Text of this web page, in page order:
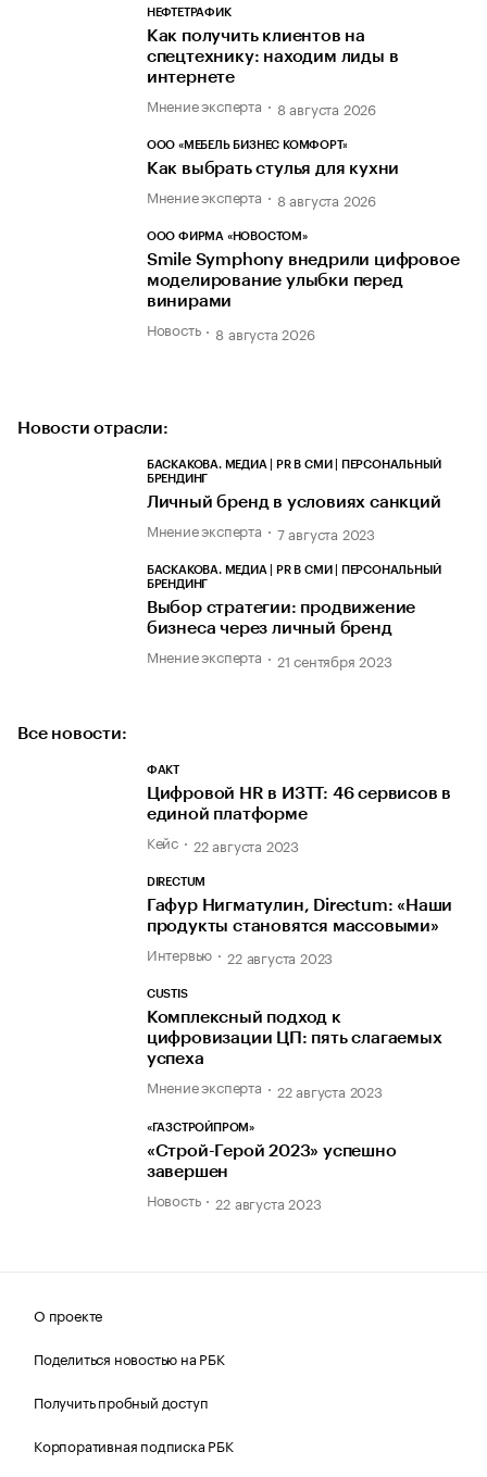
НЕФТЕТРАФИК
Как получить клиентов на
спецтехнику: находим лиды в
интернете
Мнение эксперта 8 августа 2026
ООО «МЕБЕЛЬ БИЗНЕС КОМФОРТ»
Как выбрать стулья для кухни
Мнение эксперта 8 августа 2026
ООО ФИРМА «НОВОСТОМ»
Smile Symphony внедрили цифровое
моделирование улыбки перед
винирами
Новость 8 августа 2026
Новости отрасли:
БАСКАКОВА. МЕДИА | PR В СМИ | ПЕРСОНАЛЬНЫЙ
БРЕНДИНГ
Личный бренд в условиях санкций
Мнение эксперта 7 августа 2023
БАСКАКОВА. МЕДИА | PR В СМИ | ПЕРСОНАЛЬНЫЙ
БРЕНДИНГ
Выбор стратегии: продвижение
бизнеса через личный бренд
Мнение эксперта 21 сентября 2023
Все новости:
ФАКТ
Цифровой HR в ИЗТТ: 46 сервисов в
единой платформе
Кейс 22 августа 2023
DIRECTUM
Гафур Нигматулин, Directum: «Наши
продукты становятся массовыми»
Интервью 22 августа 2023
CUSTIS
Комплексный подход к
цифровизации ЦП: пять слагаемых
успеха
Мнение эксперта 22 августа 2023
«ГАЗСТРОЙПРОМ»
«Строй-Герой 2023» успешно
завершен
Новость 22 августа 2023
О проекте
Поделиться новостью на РБК
Получить пробный доступ
Корпоративная подписка РБК